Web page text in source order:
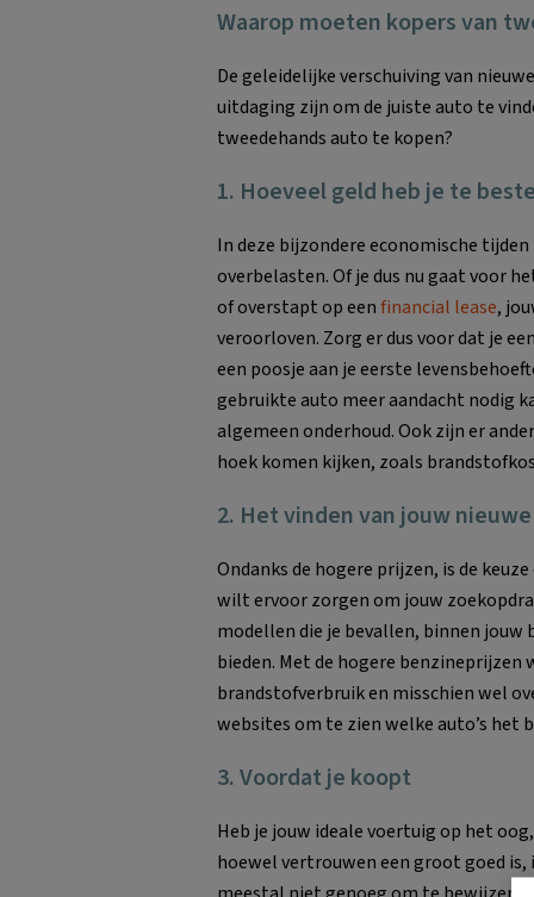
Waarop moeten kopers van
De geleidelijke verschuiving van
uitdaging zijn om de juiste auto te
tweedehands auto te kopen?
1. Hoeveel geld heb je te
In deze bijzondere economische
overbelasten. Of je dus nu gaat voor
of overstapt op eenfinancial lease,
veroorloven. Zorg er dus voor dat je
een poosje aan je eerste
gebruikte auto meer aandacht nodig
algemeen onderhoud. Ook zijn er
hoek komen kijken, zoals
2. Het vinden van jouw
Ondanks de hogere prijzen, is de
wilt ervoor zorgen om jouw
modellen die je bevallen, binnen
bieden. Met de hogere
brandstofverbruik en misschien wel
websites om te zien welke auto’s het
3. Voordat je koopt
Heb je jouw ideale voertuig op het
hoewel vertrouwen een groot goed